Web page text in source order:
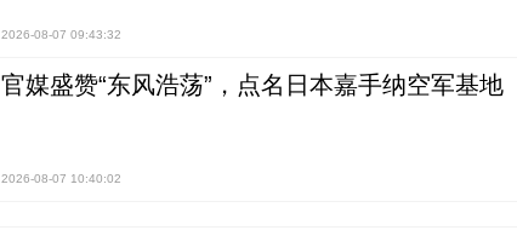
2026-08-07 09:43:32
官媒盛赞“东风浩荡”，点名日本嘉手纳空军基地
2026-08-07 10:40:02